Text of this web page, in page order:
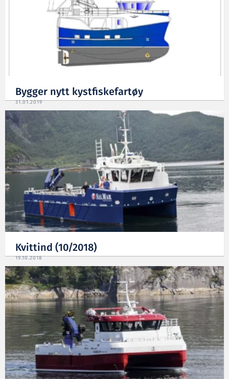
Bygger nytt kystfiskefartøy
31.01.2019
Kvittind (10/2018)
19.10.2018